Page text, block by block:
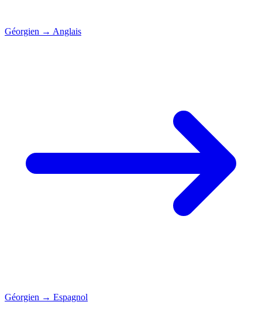
Géorgien → Anglais
Géorgien → Espagnol